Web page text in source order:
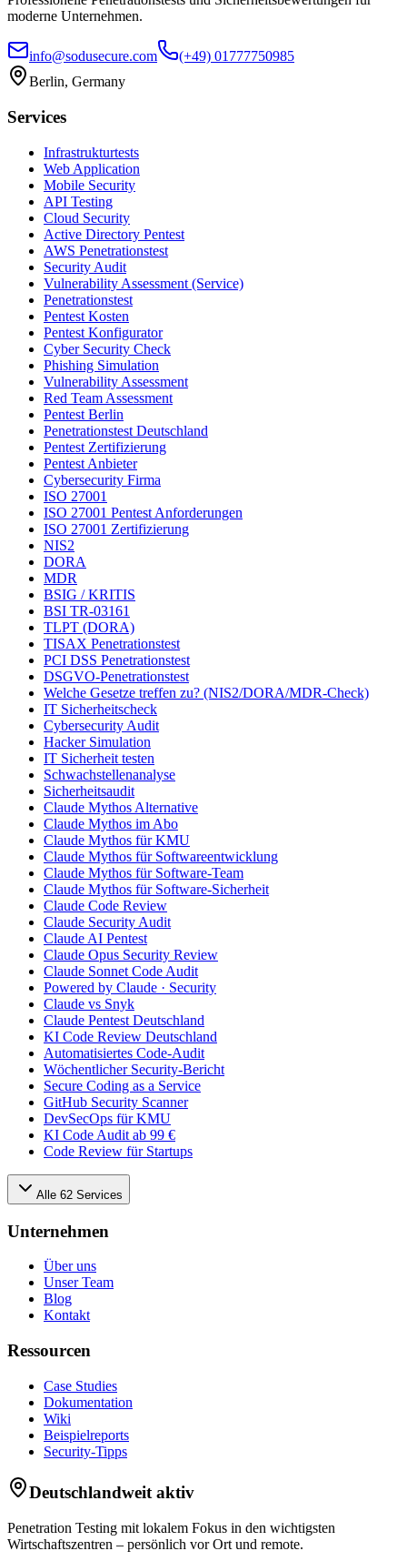
moderne Unternehmen.
info@sodusecure.com
(+49) 01777750985
Berlin, Germany
Services
Infrastrukturtests
Web Application
Mobile Security
API Testing
Cloud Security
Active Directory Pentest
AWS Penetrationstest
Security Audit
Vulnerability Assessment (Service)
Penetrationstest
Pentest Kosten
Pentest Konfigurator
Cyber Security Check
Phishing Simulation
Vulnerability Assessment
Red Team Assessment
Pentest Berlin
Penetrationstest Deutschland
Pentest Zertifizierung
Pentest Anbieter
Cybersecurity Firma
ISO 27001
ISO 27001 Pentest Anforderungen
ISO 27001 Zertifizierung
NIS2
DORA
MDR
BSIG / KRITIS
BSI TR-03161
TLPT (DORA)
TISAX Penetrationstest
PCI DSS Penetrationstest
DSGVO-Penetrationstest
Welche Gesetze treffen zu? (NIS2/DORA/MDR-Check)
IT Sicherheitscheck
Cybersecurity Audit
Hacker Simulation
IT Sicherheit testen
Schwachstellenanalyse
Sicherheitsaudit
Claude Mythos Alternative
Claude Mythos im Abo
Claude Mythos für KMU
Claude Mythos für Softwareentwicklung
Claude Mythos für Software-Team
Claude Mythos für Software-Sicherheit
Claude Code Review
Claude Security Audit
Claude AI Pentest
Claude Opus Security Review
Claude Sonnet Code Audit
Powered by Claude · Security
Claude vs Snyk
Claude Pentest Deutschland
KI Code Review Deutschland
Automatisiertes Code-Audit
Wöchentlicher Security-Bericht
Secure Coding as a Service
GitHub Security Scanner
DevSecOps für KMU
KI Code Audit ab 99 €
Code Review für Startups
Alle 62 Services
Unternehmen
Über uns
Unser Team
Blog
Kontakt
Ressourcen
Case Studies
Dokumentation
Wiki
Beispielreports
Security-Tipps
Deutschlandweit aktiv
Penetration Testing mit lokalem Fokus in den wichtigsten
Wirtschaftszentren – persönlich vor Ort und remote.